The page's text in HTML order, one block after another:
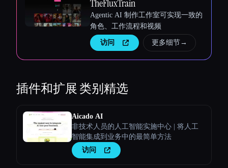
TheFluxTrain
Agentic AI 制作工作室可实现一致的
角色、工作流程和视频
访问 更多细节→
插件和扩展 类别精选
Aicado AI
非技术人员的人工智能实施中心 | 将人工
智能集成到业务中的最简单方法
访问